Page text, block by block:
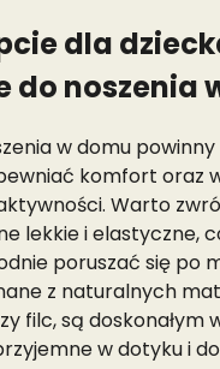
dla
do noszenia
w domu
komfort oraz
Warto
lekkie i elastyczne,
poruszać się po
z naturalnych
filc, są doskonałym
w dotyku i